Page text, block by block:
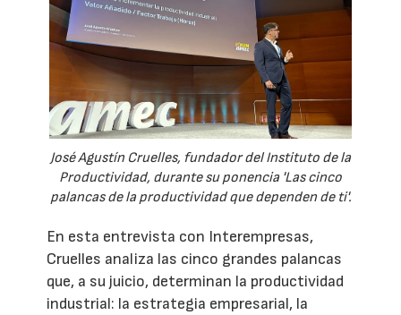
José Agustín Cruelles, fundador del Instituto de la
Productividad, durante su ponencia 'Las cinco
palancas de la productividad que dependen de ti'.
En esta entrevista con Interempresas,
Cruelles analiza las cinco grandes palancas
que, a su juicio, determinan la productividad
industrial: la estrategia empresarial, la